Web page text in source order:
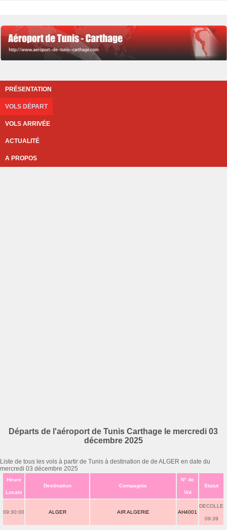
PRÉSENTATION
VOLS DÉPART
VOLS ARRIVÉE
ACTUALITÉ
A PROPOS
Départs de l'aéroport de Tunis Carthage le mercredi 03
décembre 2025
Liste de tous les vols à partir de Tunis à destination de de ALGER en date du
mercredi 03 décembre 2025
Heure
Locale
Destination Compagnie
N° de
Vol
Statut
09:30:00 ALGER AIR ALGERIE AH4001
DECOLLE
09:39